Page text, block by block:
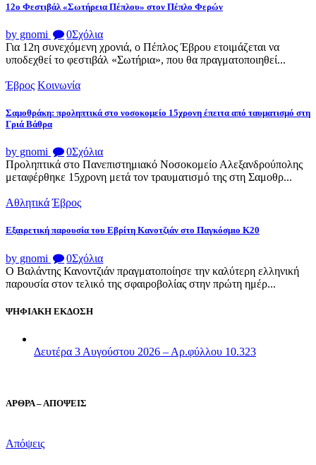
12ο Φεστιβάλ «Σωτήρεια Πέπλου» στον Πέπλο Φερών
by gnomi 0Σχόλια
Για 12η συνεχόμενη χρονιά, ο Πέπλος Έβρου ετοιμάζεται να
υποδεχθεί το φεστιβάλ «Σωτήρια», που θα πραγματοποιηθεί...
Έβρος Κοινωνία
Σαμοθράκη: προληπτικά στο νοσοκομείο 15χρονη έπειτα από ταυματισμό στη
Γριά Βάθρα
by gnomi 0Σχόλια
Προληπτικά στο Πανεπιστημιακό Νοσοκομείο Αλεξανδρούπολης
μεταφέρθηκε 15χρονη μετά τον τραυματισμό της στη Σαμοθρ...
Αθλητικά Έβρος
Εξαιρετική παρουσία του Εβρίτη Κανοτζιάν στο Παγκόσμιο Κ20
by gnomi 0Σχόλια
Ο Βαλάντης Κανοντζιάν πραγματοποίησε την καλύτερη ελληνική
παρουσία στον τελικό της σφαιροβολίας στην πρώτη ημέρ...
ΨΗΦΙΑΚΗ ΕΚΔΟΣΗ
Δευτέρα 3 Αυγούστου 2026 – Αρ.φύλλου 10.323
ΑΡΘΡΑ – ΑΠΟΨΕΙΣ
Απόψεις